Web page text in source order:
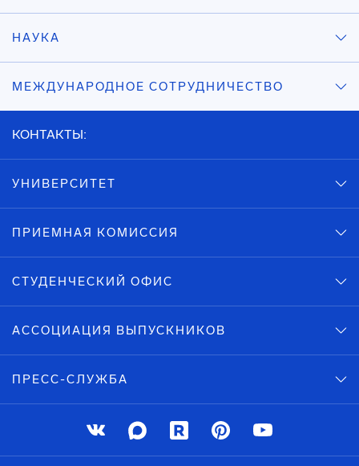
НАУКА
МЕЖДУНАРОДНОЕ СОТРУДНИЧЕСТВО
КОНТАКТЫ:
УНИВЕРСИТЕТ
ПРИЕМНАЯ КОМИССИЯ
СТУДЕНЧЕСКИЙ ОФИС
АССОЦИАЦИЯ ВЫПУСКНИКОВ
ПРЕСС-СЛУЖБА